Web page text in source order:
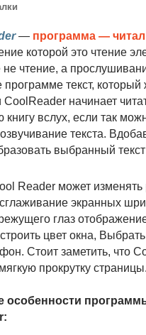
— программа —
которой это чтение
не чтение, а
программе текст, который
CoolReader начинает
книгу вслух, если так
текста.
выбранный
Reader может
экранных
глаз
цвет окна,
Стоит заметить, что
прокрутку страницы.
особенности